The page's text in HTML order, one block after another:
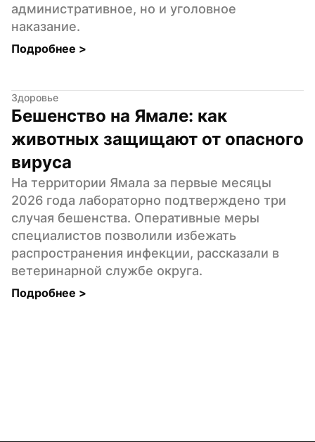
административное, но и уголовное
наказание.
Подробнее >
Здоровье
Бешенство на Ямале: как
животных защищают от опасного
вируса
На территории Ямала за первые месяцы
2026 года лабораторно подтверждено три
случая бешенства. Оперативные меры
специалистов позволили избежать
распространения инфекции, рассказали в
ветеринарной службе округа.
Подробнее >